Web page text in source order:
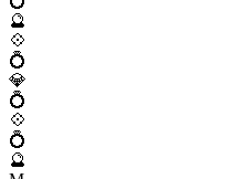
🔮
💠
💍
💎
💍
💠
💍
🔮